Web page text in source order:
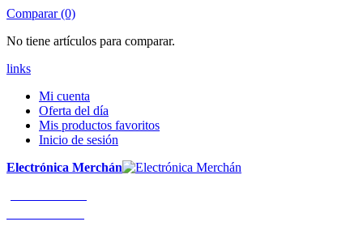
Comparar (0)
No tiene artículos para comparar.
links
Mi cuenta
Oferta del día
Mis productos favoritos
Inicio de sesión
Electrónica Merchán